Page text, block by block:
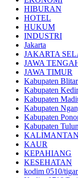
HIBURAN
HOTEL
HUKUM
INDUSTRI
Jakarta
JAKARTA
JAWA
JAWA TIMUR
Kabupaten Blitar
Kabupaten
Kabupaten
Kabupaten
Kabupaten
Kabupaten
KAUR
KEPAHIANG
KESEHATAN
kodim 0510/